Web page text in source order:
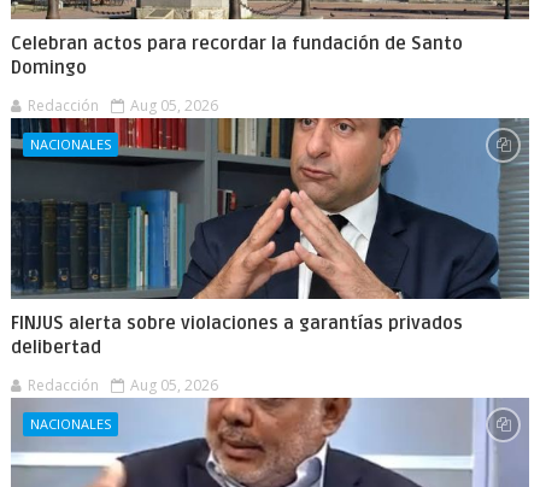
Celebran actos para recordar la fundación de Santo
Domingo
Redacción Aug 05, 2026
NACIONALES
FINJUS alerta sobre violaciones a garantías privados
delibertad
Redacción Aug 05, 2026
NACIONALES